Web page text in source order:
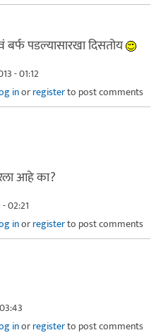
बर्फ पडल्यासारखा दिसतोय
- 01:12
inorregisterto post comments
आहे का?
02:21
inorregisterto post comments
inorregisterto post comments